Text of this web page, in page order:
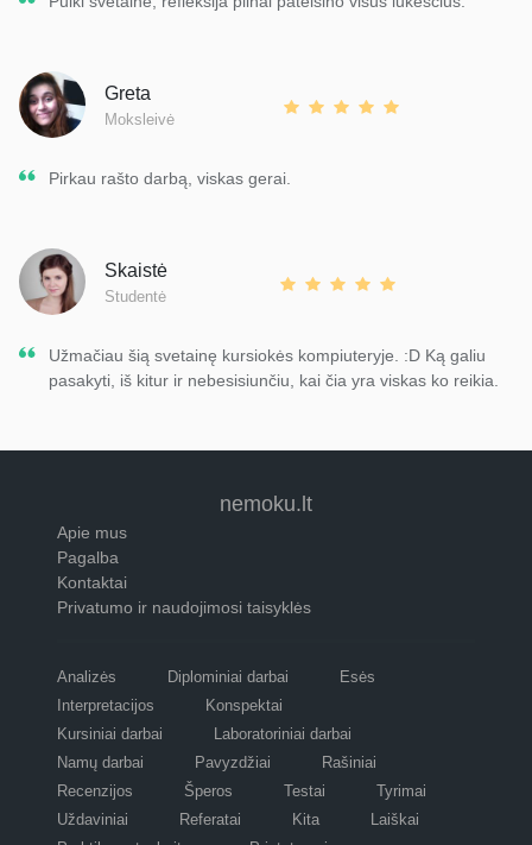
Greta
Moksleivė
Pirkau rašto darbą, viskas gerai.
Skaistė
Studentė
Užmačiau šią svetainę kursiokės kompiuteryje. :D Ką galiu
pasakyti, iš kitur ir nebesisiunčiu, kai čia yra viskas ko reikia.
nemoku.lt
Apie mus
Pagalba
Kontaktai
Privatumo ir naudojimosi taisyklės
Analizės Diplominiai darbai
Esės
Interpretacijos
Konspektai
Kursiniai darbai
Laboratoriniai darbai
Namų darbai
Pavyzdžiai
Rašiniai
Recenzijos
Šperos Testai
Tyrimai
Uždaviniai
Referatai Kita
Laiškai